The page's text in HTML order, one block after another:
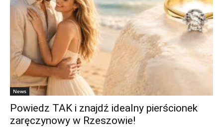
News
Powiedz TAK i znajdź idealny pierścionek
zaręczynowy w Rzeszowie!